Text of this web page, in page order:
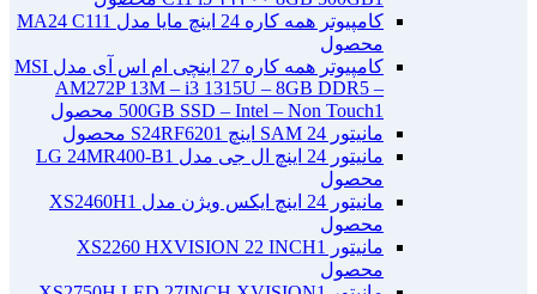
کامپیوتر همه کاره 24 اینچ مایا مدل MA24 C11
1
محصول
کامپیوتر همه کاره 27 اینچی ام اس آی مدل MSI
AM272P 13M – i3 1315U – 8GB DDR5 –
500GB SSD – Intel – Non Touch1 محصول
مانیتور 24 SAM اینچ S24RF620
1 محصول
مانیتور 24 اینچ ال جی مدل LG 24MR400-B
1
محصول
مانیتور 24 اینچ ایکس ویژن مدل XS2460H
1
محصول
مانیتور XS2260 HXVISION 22 INCH
1
محصول